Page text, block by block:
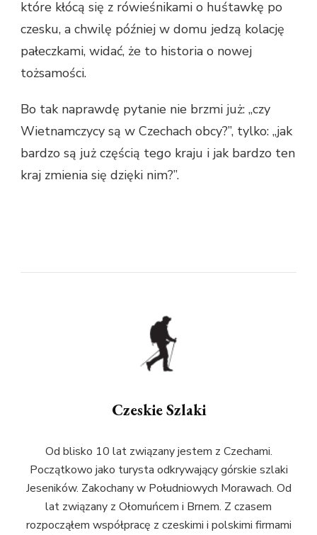
które kłócą się z rówieśnikami o huśtawkę po
czesku, a chwilę później w domu jedzą kolację
pałeczkami, widać, że to historia o nowej
tożsamości.
Bo tak naprawdę pytanie nie brzmi już: „czy
Wietnamczycy są w Czechach obcy?”, tylko: „jak
bardzo są już częścią tego kraju i jak bardzo ten
kraj zmienia się dzięki nim?”.
Czeskie Szlaki
Od blisko 10 lat związany jestem z Czechami.
Początkowo jako turysta odkrywający górskie szlaki
Jeseników. Zakochany w Południowych Morawach. Od
lat związany z Ołomuńcem i Brnem. Z czasem
rozpocząłem współpracę z czeskimi i polskimi firmami